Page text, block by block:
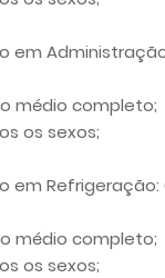
em
médio completo;
os sexos;
em Refrigeração:
médio completo;
os sexos;